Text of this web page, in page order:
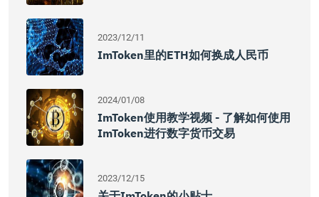
2023/12/11
ImToken里的ETH如何换成人民币
2024/01/08
ImToken使用教学视频 - 了解如何使用
ImToken进行数字货币交易
2023/12/15